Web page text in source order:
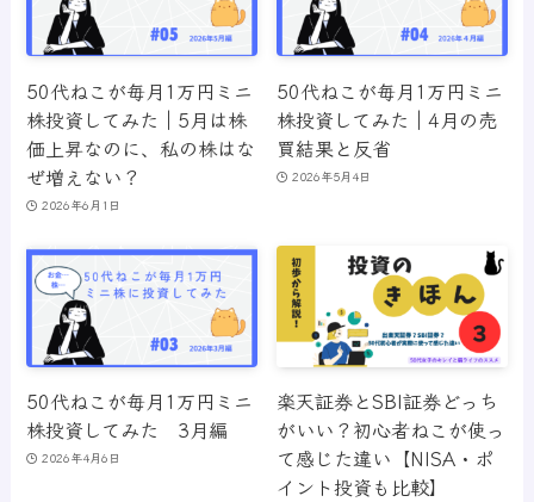
50代ねこが毎月1万円ミニ
株投資してみた｜5月は株
価上昇なのに、私の株はな
ぜ増えない？
2026年6月1日
50代ねこが毎月1万円ミニ
株投資してみた｜4月の売
買結果と反省
2026年5月4日
50代ねこが毎月1万円ミニ
株投資してみた 3月編
2026年4月6日
楽天証券とSBI証券どっち
がいい？初心者ねこが使っ
て感じた違い【NISA・ポ
イント投資も比較】